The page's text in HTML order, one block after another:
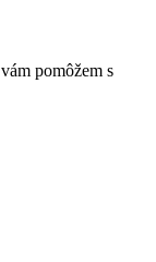
pomôžem s